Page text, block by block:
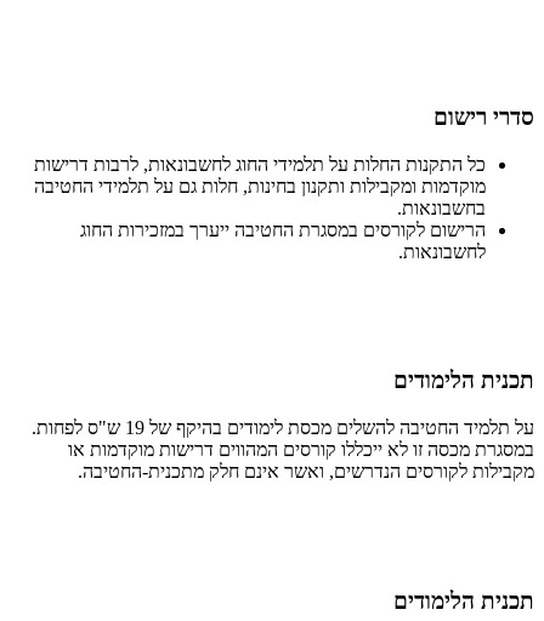
סדרי רישום
כל התקנות החלות על תלמידי החוג לחשבונאות, לרבות דרישות
מוקדמות ומקבילות ותקנון בחינות, חלות גם על תלמידי החטיבה
בחשבונאות.
הרישום לקורסים במסגרת החטיבה ייערך במזכירות החוג
לחשבונאות.
תכנית הלימודים
על תלמיד החטיבה להשלים מכסת לימודים בהיקף של 19 ש"ס לפחות.
במסגרת מכסה זו לא ייכללו קורסים המהווים דרישות מוקדמות או
מקבילות לקורסים הנדרשים, ואשר אינם חלק מתכנית-החטיבה.
תכנית הלימודים